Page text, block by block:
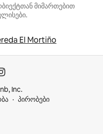
მიმართებით
El Mortiño
Inc.
პირობები